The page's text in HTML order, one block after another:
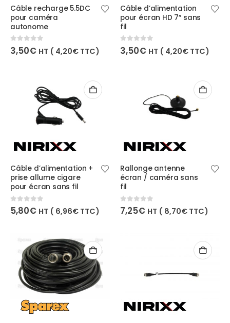
Câble recharge 5.5DC
pour caméra
autonome
0out of 5
3,50€ HT ( 4,20€ TTC)
Câble d’alimentation
pour écran HD 7″ sans
fil
0out of 5
3,50€ HT ( 4,20€ TTC)
Câble d’alimentation +
prise allume cigare
pour écran sans fil
0out of 5
5,80€ HT ( 6,96€ TTC)
Rallonge antenne
écran / caméra sans
fil
0out of 5
7,25€ HT ( 8,70€ TTC)